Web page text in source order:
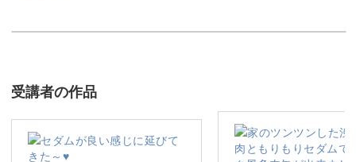
今回は、アンティークなカンに寄せ植えをしていきます
受講者の作品